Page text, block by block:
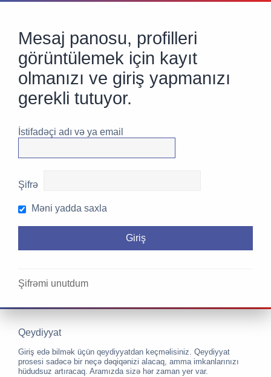
Mesaj panosu, profilleri
görüntülemek için kayıt
olmanızı ve giriş yapmanızı
gerekli tutuyor.
İstifadəçi adı və ya email
Şifrə
Məni yadda saxla
Şifrəmi unutdum
Qeydiyyat
Giriş edə bilmək üçün qeydiyyatdan keçməlisiniz. Qeydiyyat
prosesi sadəcə bir neçə dəqiqənizi alacaq, amma imkanlarınızı
hüdudsuz artıracaq. Aramızda sizə hər zaman yer var.